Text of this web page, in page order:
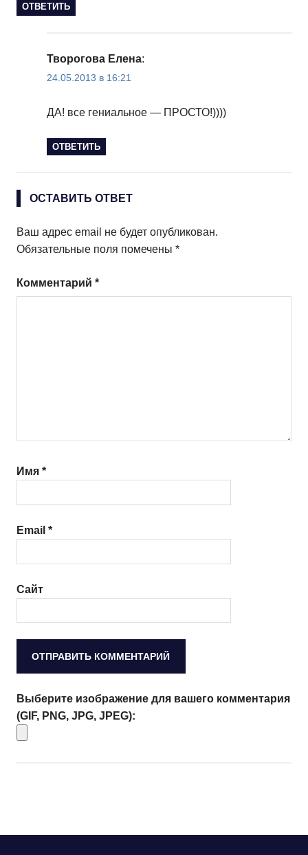
ОТВЕТИТЬ
Творогова Елена:
24.05.2013 в 16:21
ДА! все гениальное — ПРОСТО!))))
ОТВЕТИТЬ
ОСТАВИТЬ ОТВЕТ
Ваш адрес email не будет опубликован.
Обязательные поля помечены *
Комментарий *
Имя *
Email *
Сайт
Выберите изображение для вашего комментария
(GIF, PNG, JPG, JPEG):